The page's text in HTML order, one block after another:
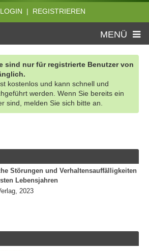
LOGIN | REGISTRIEREN
MENÜ
sind nur für registrierte Benutzer von
kostenlos und kann schnell und
werden. Wenn Sie bereits ein
sind, melden Sie sich bitte an.
Störungen und Verhaltensauffälligkeiten
Lebensjahren
2023